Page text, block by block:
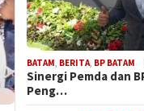
BATAM BERITA BP BATAM
Sinergi Pemda dan
Peng…